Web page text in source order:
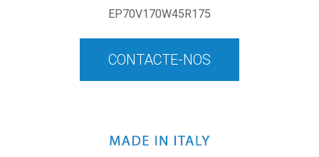
EP70V170W45R175
CONTACTE-NOS